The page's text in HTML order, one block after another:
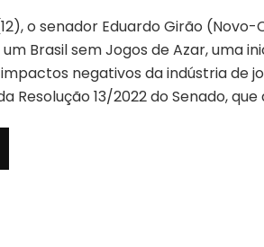
o senador Eduardo Girão
Brasil sem Jogos de Azar, uma
negativos da indústria de
Resolução 13/2022 do Senado,